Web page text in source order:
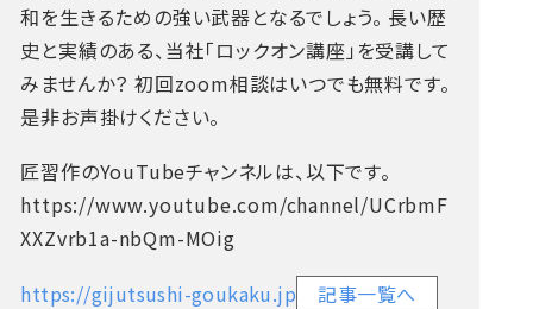
和を生きるための強い武器となるでしょう。 長い歴
史と実績のある、当社「ロックオン講座」を受講して
みませんか？ 初回zoom相談はいつでも無料です。
是非お声掛けください。
匠習作のYouTubeチャンネルは、以下です。
https://www.youtube.com/channel/UCrbmF
XXZvrb1a-nbQm-MOig
https://gijutsushi-goukaku.jp
記事一覧へ